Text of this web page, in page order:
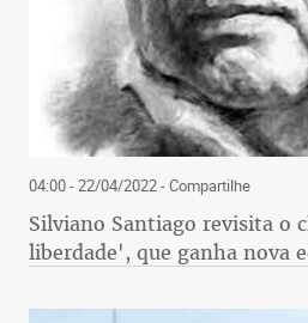
04:00 - 22/04/2022- Compartilhe
Silviano Santiago revisita o
liberdade', que ganha nova